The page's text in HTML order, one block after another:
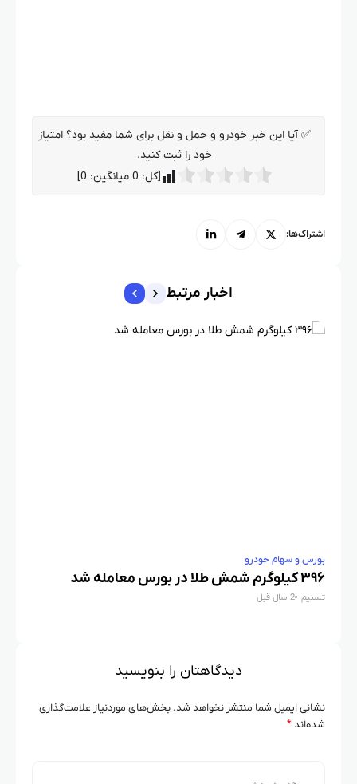
✅ آیا این خبر خودرو و حمل و نقل برای شما مفید بود؟ امتیاز
خود را ثبت کنید.
[کل:0میانگین:0
]
اشتراک‌ها:
اخبار مرتبط
بورس و سهام خودرو
۳۹۶ کیلوگرم شمش طلا در بورس معامله شد
تسنیم 2 سال قبل
دیدگاهتان را بنویسید
نشانی ایمیل شما منتشر نخواهد شد. بخش‌های موردنیاز علامت‌گذاری
شده‌اند*